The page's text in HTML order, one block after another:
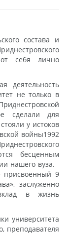
состава и
себя лично
деятельность
не только в
сделали для
у истоков
войны1992
бесценным
нашего вуза.
присвоенный 9
заслуженно
в жизнь
университета
преподавателя